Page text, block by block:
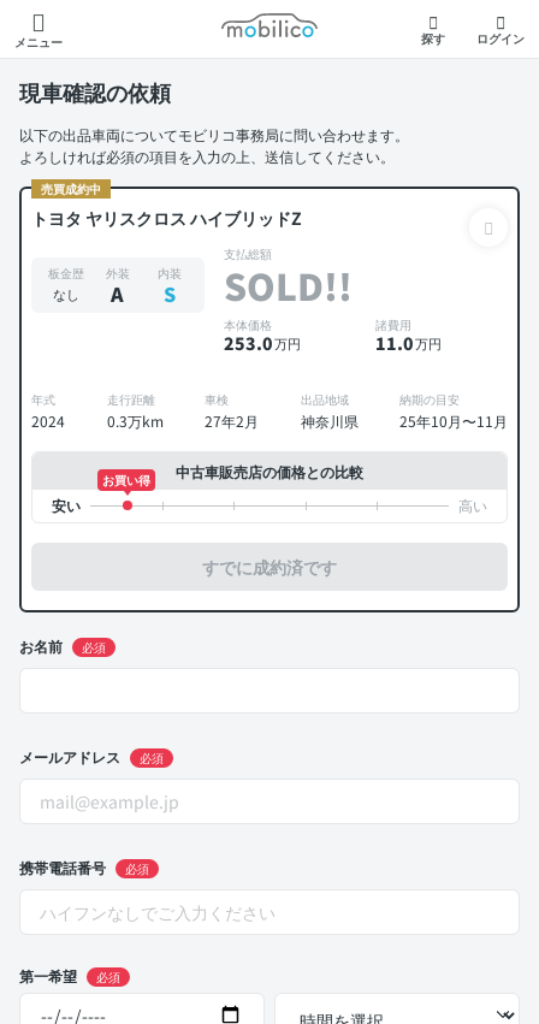
メニュー
モビリコ
探す ログイン
現車確認の依頼
以下の出品車両についてモビリコ事務局に問い合わせます。
よろしければ必須の項目を入力の上、送信してください。
売買成約中
トヨタ ヤリスクロス ハイブリッドZ
板金歴
なし
外装
A
内装
S
支払総額
SOLD!!
本体価格
253.0万円
諸費用
11.0万円
年式
2024
走行距離
0.3万km
車検
27年2月
出品地域
神奈川県
納期の目安
25年10月〜11月
中古車販売店の価格との比較
お買い得
すでに成約済です
お名前 必須
メールアドレス 必須
携帯電話番号 必須
第一希望 必須